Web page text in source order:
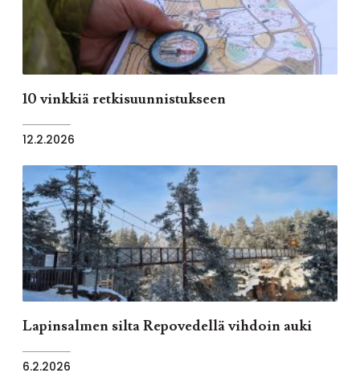
10 vinkkiä retkisuunnistukseen
12.2.2026
Lapinsalmen silta Repovedellä vihdoin auki
6.2.2026